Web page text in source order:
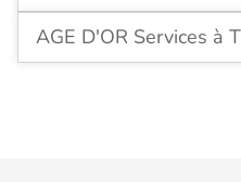
AGE D'OR Services à